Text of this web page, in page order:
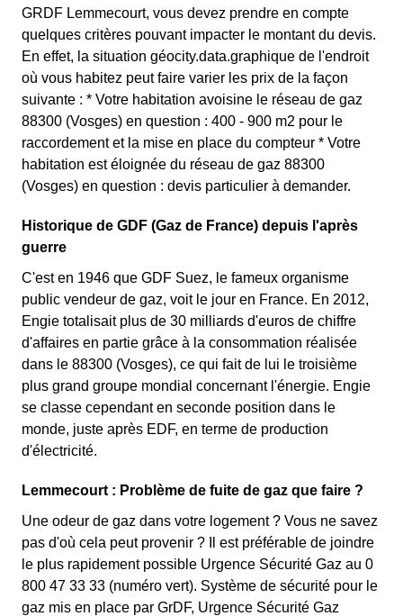
GRDF Lemmecourt, vous devez prendre en compte
quelques critères pouvant impacter le montant du devis.
En effet, la situation géocity.data.graphique de l'endroit
où vous habitez peut faire varier les prix de la façon
suivante : * Votre habitation avoisine le réseau de gaz
88300 (Vosges) en question : 400 - 900 m2 pour le
raccordement et la mise en place du compteur * Votre
habitation est éloignée du réseau de gaz 88300
(Vosges) en question : devis particulier à demander.
Historique de GDF (Gaz de France) depuis l'après
guerre
C'est en 1946 que GDF Suez, le fameux organisme
public vendeur de gaz, voit le jour en France. En 2012,
Engie totalisait plus de 30 milliards d'euros de chiffre
d'affaires en partie grâce à la consommation réalisée
dans le 88300 (Vosges), ce qui fait de lui le troisième
plus grand groupe mondial concernant l'énergie. Engie
se classe cependant en seconde position dans le
monde, juste après EDF, en terme de production
d'électricité.
Lemmecourt : Problème de fuite de gaz que faire ?
Une odeur de gaz dans votre logement ? Vous ne savez
pas d'où cela peut provenir ? Il est préférable de joindre
le plus rapidement possible Urgence Sécurité Gaz au 0
800 47 33 33 (numéro vert). Système de sécurité pour le
gaz mis en place par GrDF, Urgence Sécurité Gaz